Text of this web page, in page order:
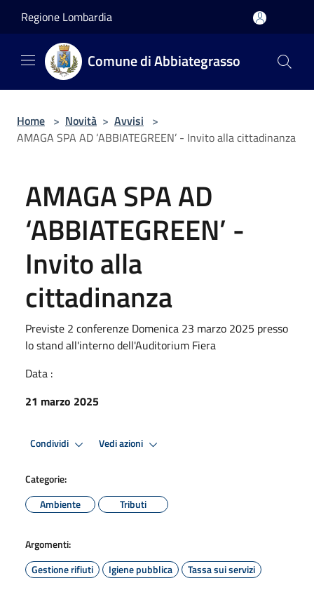
Regione Lombardia
Comune di Abbiategrasso
Home > Novità > Avvisi >
AMAGA SPA AD ‘ABBIATEGREEN’ - Invito alla cittadinanza
AMAGA SPA AD
‘ABBIATEGREEN’ -
Invito alla
cittadinanza
Previste 2 conferenze Domenica 23 marzo 2025 presso
lo stand all'interno dell'Auditorium Fiera
Data :
21 marzo 2025
Condividi Vedi azioni
Categorie:
Ambiente
Tributi
Argomenti:
Gestione rifiuti
Igiene pubblica Tassa sui servizi